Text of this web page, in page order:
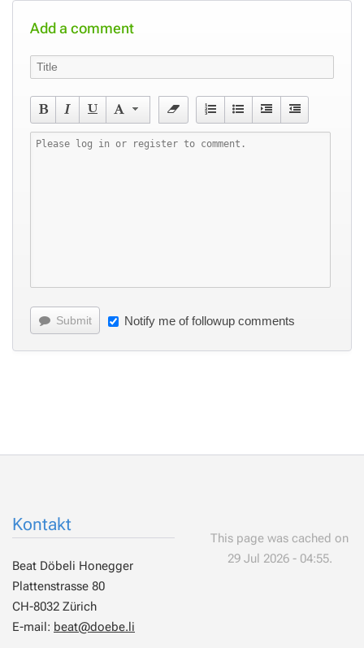
Add a comment
Submit Notify me of followup comments
Kontakt
Beat Döbeli Honegger
Plattenstrasse 80
CH-8032 Zürich
E-mail: beat@doebe.li
This page was cached on
29 Jul 2026 - 04:55.